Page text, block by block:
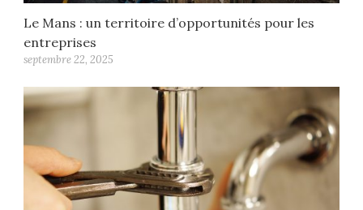
Le Mans : un territoire d’opportunités pour les
entreprises
septembre 22, 2025